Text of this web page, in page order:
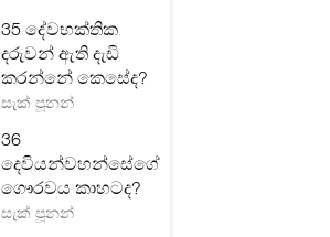
35 දේවභක්තික
දරුවන් ඇති දැඩි
කරන්නේ කෙසේද?
සැක් පූනන්
36
දෙවියන්වහන්සේගේ
ගෞරවය කාහටද?
සැක් පූනන්